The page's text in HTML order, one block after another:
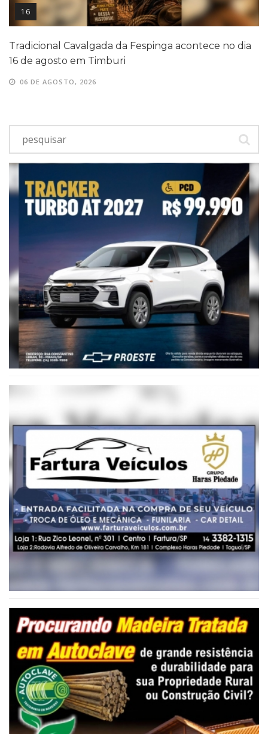
16
Tradicional Cavalgada da Fespinga acontece no dia
16 de agosto em Timburi
06 DE AGOSTO, 2026